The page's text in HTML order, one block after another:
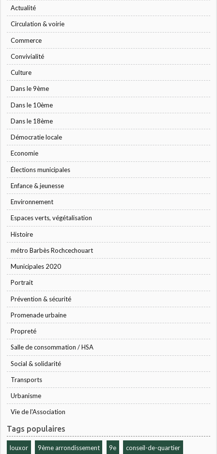
Actualité
Circulation & voirie
Commerce
Convivialité
Culture
Dans le 9ème
Dans le 10ème
Dans le 18ème
Démocratie locale
Economie
Élections municipales
Enfance & jeunesse
Environnement
Espaces verts, végétalisation
Histoire
métro Barbès Rochcechouart
Municipales 2020
Portrait
Prévention & sécurité
Promenade urbaine
Propreté
Salle de consommation / HSA
Social & solidarité
Transports
Urbanisme
Vie de l'Association
Tags populaires
louxor 9ème arrondissement 9e conseil-de-quartier